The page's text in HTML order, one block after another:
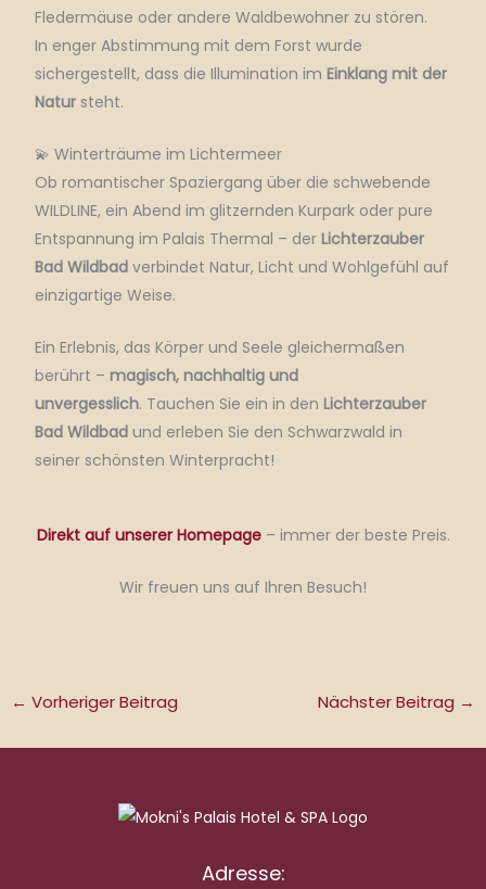
Fledermäuse oder andere Waldbewohner zu stören.
In enger Abstimmung mit dem Forst wurde
sichergestellt, dass die Illumination im Einklang mit der
Natursteht.
💫 Winterträume im Lichtermeer
Ob romantischer Spaziergang über die schwebende
WILDLINE, ein Abend im glitzernden Kurpark oder pure
Entspannung im Palais Thermal – der Lichterzauber
Bad Wildbadverbindet Natur, Licht und Wohlgefühl auf
einzigartige Weise.
Ein Erlebnis, das Körper und Seele gleichermaßen
berührt – magisch, nachhaltig und
unvergesslich. Tauchen Sie ein in den Lichterzauber
Bad Wildbadund erleben Sie den Schwarzwald in
seiner schönsten Winterpracht!
Direkt auf unserer Homepage– immer der beste Preis.
Wir freuen uns auf Ihren Besuch!
← Vorheriger Beitrag Nächster Beitrag →
Adresse: